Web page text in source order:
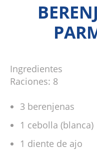
Ingredientes
Raciones: 8
3 berenjenas
1 cebolla (blanca)
1 diente de ajo